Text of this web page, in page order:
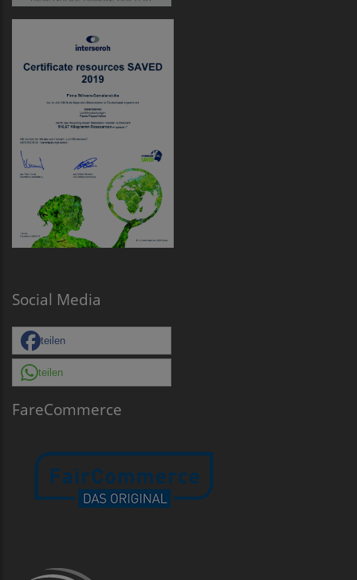
Social Media
teilen
teilen
FareCommerce